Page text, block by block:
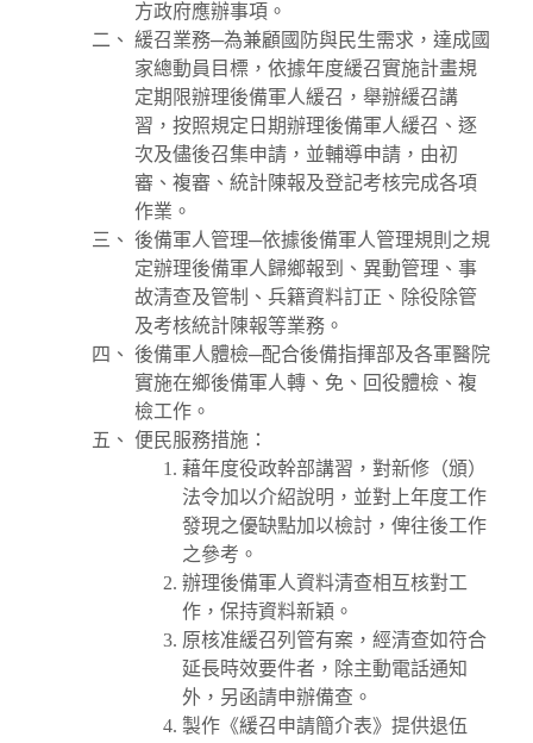
方政府應辦事項。
緩召業務─為兼顧國防與民生需求，達成國
家總動員目標，依據年度緩召實施計畫規
定期限辦理後備軍人緩召，舉辦緩召講
習，按照規定日期辦理後備軍人緩召、逐
次及儘後召集申請，並輔導申請，由初
審、複審、統計陳報及登記考核完成各項
作業。
後備軍人管理─依據後備軍人管理規則之規
定辦理後備軍人歸鄉報到、異動管理、事
故清查及管制、兵籍資料訂正、除役除管
及考核統計陳報等業務。
後備軍人體檢─配合後備指揮部及各軍醫院
實施在鄉後備軍人轉、免、回役體檢、複
檢工作。
便民服務措施：
藉年度役政幹部講習，對新修（頒）
法令加以介紹說明，並對上年度工作
發現之優缺點加以檢討，俾往後工作
之參考。
辦理後備軍人資料清查相互核對工
作，保持資料新穎。
原核准緩召列管有案，經清查如符合
延長時效要件者，除主動電話通知
外，另函請申辦備查。
製作《緩召申請簡介表》提供退伍